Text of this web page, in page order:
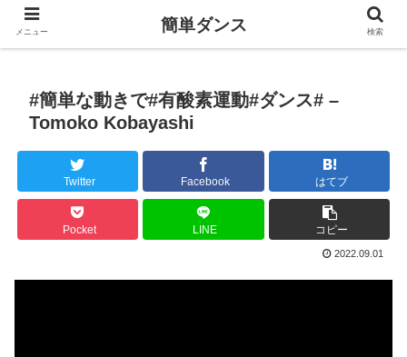
#簡単な動きで#有酸素運動#ダンス# –
Tomoko Kobayashi
Twitter Facebook はてブ
Pocket LINE コピー
2022.09.01
メニュー 簡単ダンス 検索